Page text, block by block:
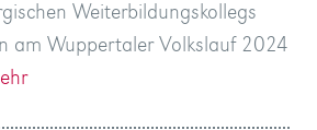
Weiterbildungskollegs
am Wuppertaler Volkslauf 2024